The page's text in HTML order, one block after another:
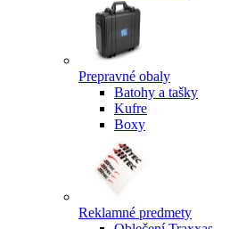
Prepravné obaly
Batohy a tašky
Kufre
Boxy
Reklamné predmety